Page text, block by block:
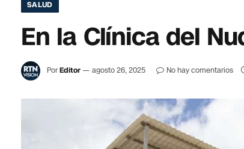
SALUD
En la Clínica del
PorEditor agosto 26, 2025 No hay comentarios